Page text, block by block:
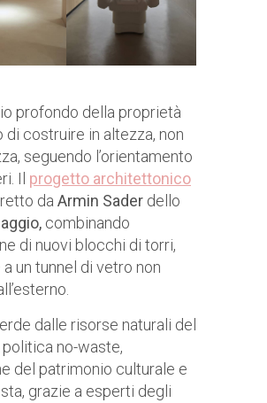
profondo della proprietà
di costruire in altezza, non
seguendo l’orientamento
Il progetto architettonico
da Armin Sader dello
combinando
di nuovi blocchi di torri,
un tunnel di vetro non
dalle risorse naturali del
no-waste,
del patrimonio culturale e
grazie a esperti degli